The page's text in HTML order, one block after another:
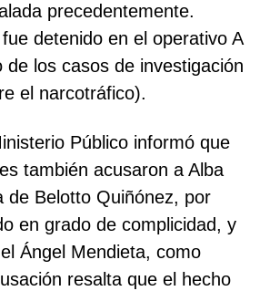
precedentemente.
detenido en el operativo A
de los casos de investigación
el narcotráfico).
Público informó que
también acusaron a Alba
de Belotto Quiñónez, por
en grado de complicidad, y
Ángel Mendieta, como
resalta que el hecho